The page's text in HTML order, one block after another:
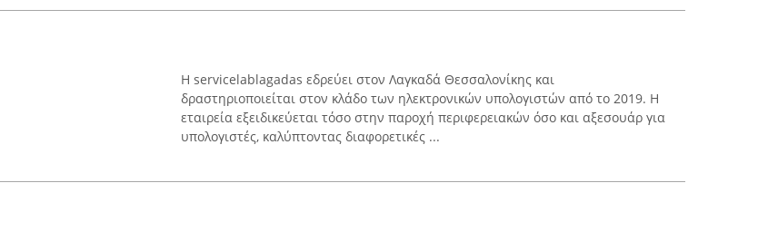
Η servicelablagadas εδρεύει στον Λαγκαδά Θεσσαλονίκης και
δραστηριοποιείται στον κλάδο των ηλεκτρονικών υπολογιστών από το 2019. Η
εταιρεία εξειδικεύεται τόσο στην παροχή περιφερειακών όσο και αξεσουάρ για
υπολογιστές, καλύπτοντας διαφορετικές ...